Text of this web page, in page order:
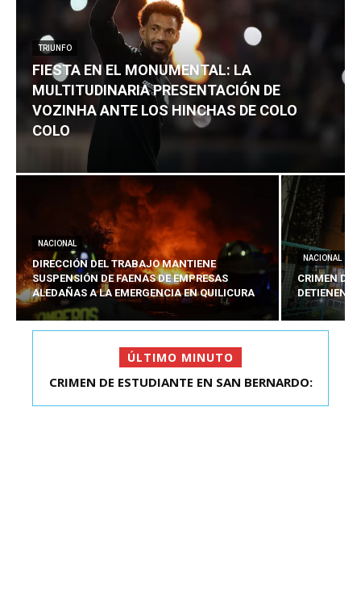
TRIUNFO
FIESTA EN EL MONUMENTAL: LA
MULTITUDINARIA PRESENTACIÓN DE
VOZINHA ANTE LOS HINCHAS DE COLO
COLO
NACIONAL
DIRECCIÓN DEL TRABAJO MANTIENE
SUSPENSIÓN DE FAENAS DE EMPRESAS
ALEDAÑAS A LA EMERGENCIA EN QUILICURA
NACIONAL
CRIMEN DE
DETIENEN
ÚLTIMO MINUTO
FIESTA EN EL MONUMENTAL: LA